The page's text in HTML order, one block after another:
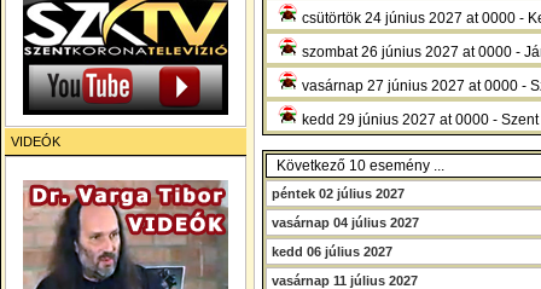
VIDEÓK
csütörtök 24 június 2027 at 0000 -
szombat 26 június 2027 at 0000 -
vasárnap 27 június 2027 at 0000 -
kedd 29 június 2027 at 0000 -
Következő 10 esemény ...
péntek 02 július 2027
vasárnap 04 július 2027
kedd 06 július 2027
vasárnap 11 július 2027